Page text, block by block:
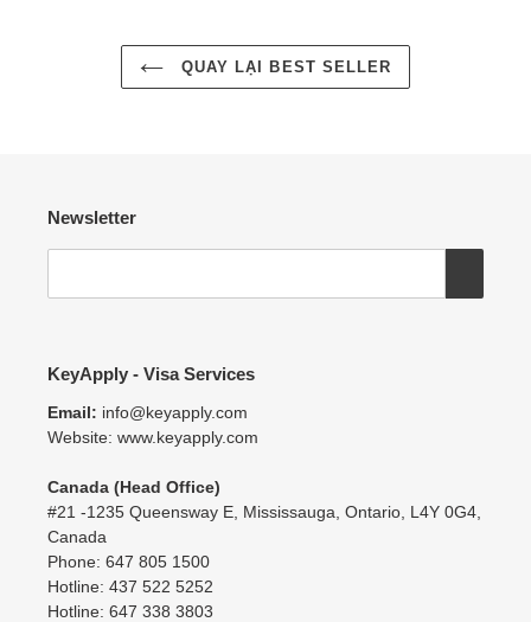
QUAY LẠI BEST SELLER
Newsletter
KeyApply - Visa Services
Email: info@keyapply.com
Website: www.keyapply.com
Canada (Head Office)
#21 -1235 Queensway E, Mississauga, Ontario, L4Y 0G4,
Canada
Phone: 647 805 1500
Hotline: 437 522 5252
Hotline: 647 338 3803